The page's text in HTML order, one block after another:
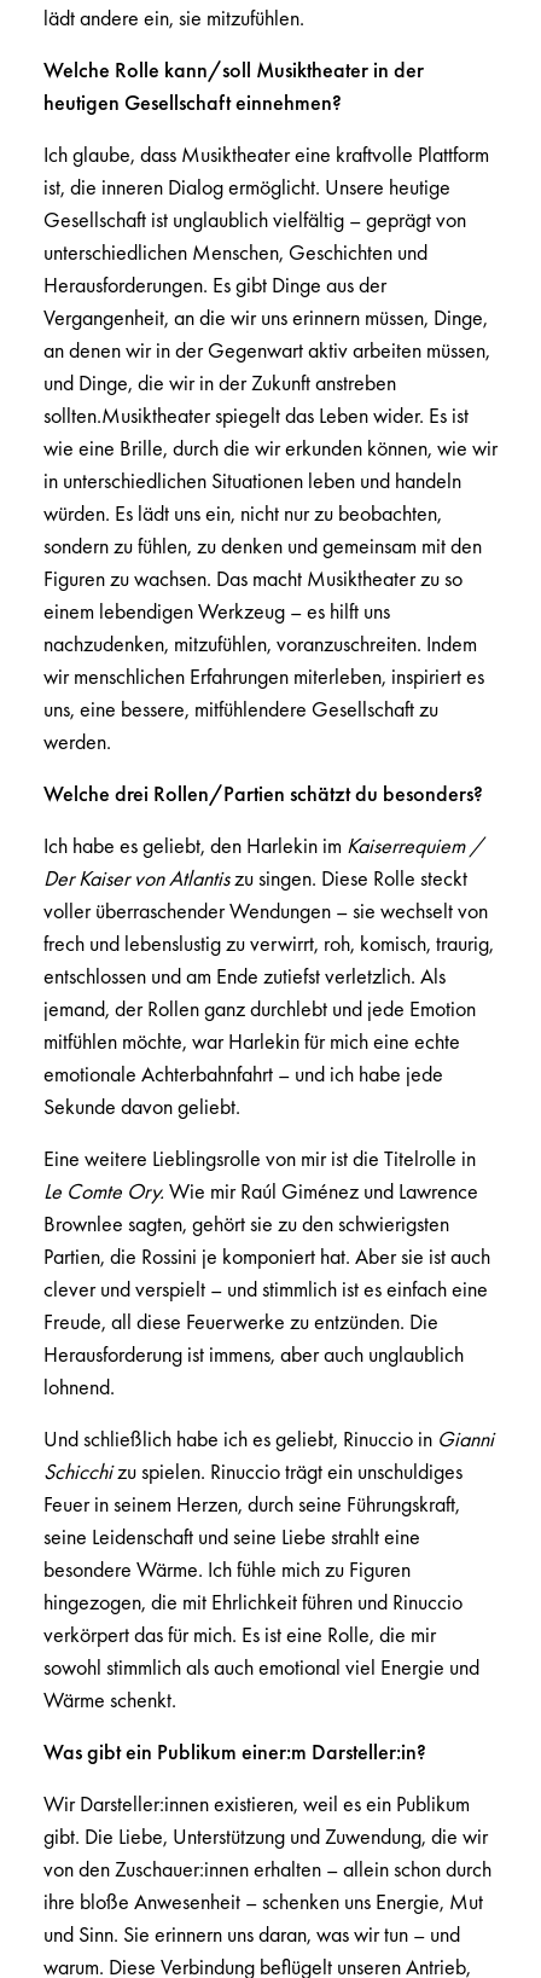
lädt andere ein, sie mitzufühlen.
Welche Rolle kann/soll Musiktheater in der
heutigen Gesellschaft einnehmen?
Ich glaube, dass Musiktheater eine kraftvolle Plattform
ist, die inneren Dialog ermöglicht. Unsere heutige
Gesellschaft ist unglaublich vielfältig – geprägt von
unterschiedlichen Menschen, Geschichten und
Herausforderungen. Es gibt Dinge aus der
Vergangenheit, an die wir uns erinnern müssen, Dinge,
an denen wir in der Gegenwart aktiv arbeiten müssen,
und Dinge, die wir in der Zukunft anstreben
sollten.Musiktheater spiegelt das Leben wider. Es ist
wie eine Brille, durch die wir erkunden können, wie wir
in unterschiedlichen Situationen leben und handeln
würden. Es lädt uns ein, nicht nur zu beobachten,
sondern zu fühlen, zu denken und gemeinsam mit den
Figuren zu wachsen. Das macht Musiktheater zu so
einem lebendigen Werkzeug – es hilft uns
nachzudenken, mitzufühlen, voranzuschreiten. Indem
wir menschlichen Erfahrungen miterleben, inspiriert es
uns, eine bessere, mitfühlendere Gesellschaft zu
werden.
Welche drei Rollen/Partien schätzt du besonders?
Ich habe es geliebt, den Harlekin im Kaiserrequiem /
Der Kaiser von Atlantiszu singen. Diese Rolle steckt
voller überraschender Wendungen – sie wechselt von
frech und lebenslustig zu verwirrt, roh, komisch, traurig,
entschlossen und am Ende zutiefst verletzlich. Als
jemand, der Rollen ganz durchlebt und jede Emotion
mitfühlen möchte, war Harlekin für mich eine echte
emotionale Achterbahnfahrt – und ich habe jede
Sekunde davon geliebt.
Eine weitere Lieblingsrolle von mir ist die Titelrolle in
Le Comte Ory. Wie mir Raúl Giménez und Lawrence
Brownlee sagten, gehört sie zu den schwierigsten
Partien, die Rossini je komponiert hat. Aber sie ist auch
clever und verspielt – und stimmlich ist es einfach eine
Freude, all diese Feuerwerke zu entzünden. Die
Herausforderung ist immens, aber auch unglaublich
lohnend.
Und schließlich habe ich es geliebt, Rinuccio in Gianni
Schicchizu spielen. Rinuccio trägt ein unschuldiges
Feuer in seinem Herzen, durch seine Führungskraft,
seine Leidenschaft und seine Liebe strahlt eine
besondere Wärme. Ich fühle mich zu Figuren
hingezogen, die mit Ehrlichkeit führen und Rinuccio
verkörpert das für mich. Es ist eine Rolle, die mir
sowohl stimmlich als auch emotional viel Energie und
Wärme schenkt.
Was gibt ein Publikum einer:m Darsteller:in?
Wir Darsteller:innen existieren, weil es ein Publikum
gibt. Die Liebe, Unterstützung und Zuwendung, die wir
von den Zuschauer:innen erhalten – allein schon durch
ihre bloße Anwesenheit – schenken uns Energie, Mut
und Sinn. Sie erinnern uns daran, was wir tun – und
warum. Diese Verbindung beflügelt unseren Antrieb,